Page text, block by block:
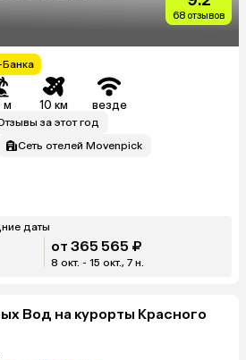
68 отзывов
м 10 км везде
за этот год
Сеть отелей Movenpick
даты
от 365 565 ₽
8 окт. - 15 окт., 7 н.
Вод на курорты Красного